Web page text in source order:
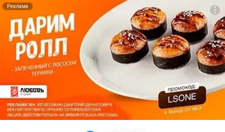
Реклама